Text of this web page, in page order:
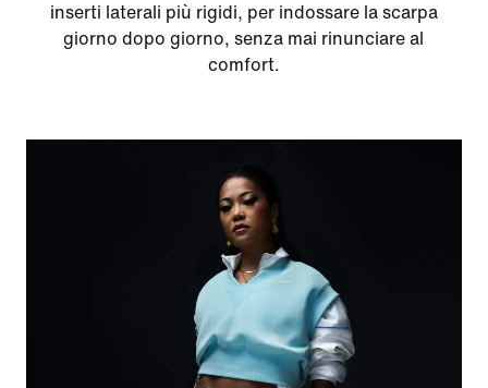
inserti laterali più rigidi, per indossare la scarpa
giorno dopo giorno, senza mai rinunciare al
comfort.